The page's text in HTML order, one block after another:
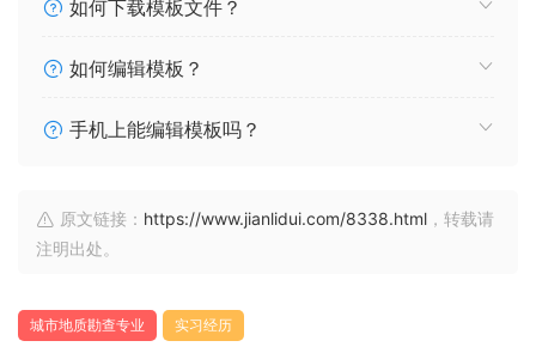
如何下载模板文件？
如何编辑模板？
手机上能编辑模板吗？
原文链接： https://www.jianlidui.com/8338.html ，转载请
注明出处。
城市地质勘查专业 实习经历